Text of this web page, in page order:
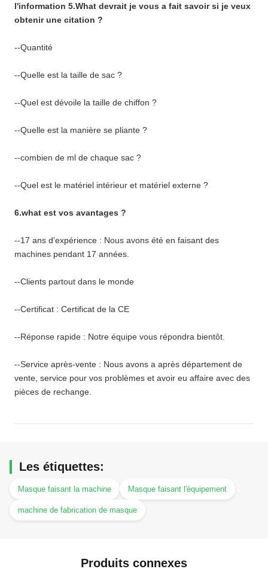
l'information 5.What devrait je vous a fait savoir si je veux
obtenir une citation ?
--Quantité
--Quelle est la taille de sac ?
--Quel est dévoile la taille de chiffon ?
--Quelle est la manière se pliante ?
--combien de ml de chaque sac ?
--Quel est le matériel intérieur et matériel externe ?
6.what est vos avantages ?
--17 ans d'expérience : Nous avons été en faisant des
machines pendant 17 années.
--Clients partout dans le monde
--Certificat : Certificat de la CE
--Réponse rapide : Notre équipe vous répondra bientôt.
--Service après-vente : Nous avons a après département de
vente, service pour vos problèmes et avoir eu affaire avec des
pièces de rechange.
Les étiquettes:
Masque faisant la machine Masque faisant l'équipement
machine de fabrication de masque
Produits connexes